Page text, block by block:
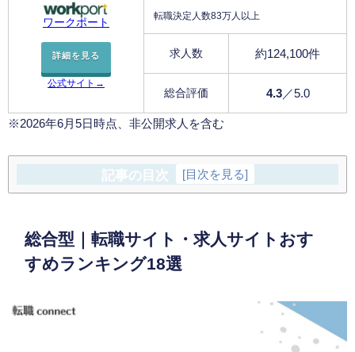
ワークポート
詳細を見る
公式サイト→
転職決定人数83万人以上
求人数 約124,100件
総合評価 4.3／5.0
※2026年6月5日時点、非公開求人を含む
記事の目次 [目次を見る]
総合型｜転職サイト・求人サイトおす
すめランキング18選